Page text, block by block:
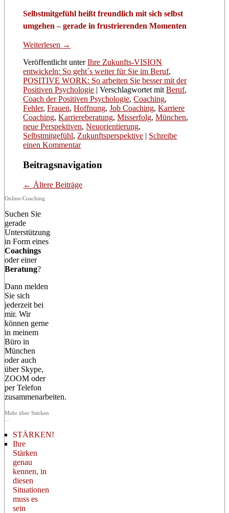
Selbstmitgefühl heißt freundlich mit sich selbst
umgehen – gerade in frustrierenden Momenten
Weiterlesen →
Veröffentlicht unter Ihre Zukunfts-VISION
entwickeln: So geht´s weiter für Sie im Beruf,
POSITIVE WORK: So arbeiten Sie besser mit der
Positiven Psychologie |Verschlagwortet mit Beruf,
Coach der Positiven Psychologie,Coaching,
Fehler,Frauen,Hoffnung,Job Coaching,Karriere
Coaching,Karriereberatung,Misserfolg,München,
neue Perspektiven,Neuorientierung,
Selbstmitgefühl, Zukunftsperspektive | Schreibe
einen Kommentar
Beitragsnavigation
← Ältere Beiträge
Online-Coaching
Suchen Sie
gerade
Unterstützung
in Form eines
Coachings
oder einer
Beratung?
Dann melden
Sie sich
jederzeit bei
mir. Wir
können gerne
in meinem
Büro in
München
oder auch
über Skype,
ZOOM oder
per Telefon
zusammenarbeiten.
Mehr über Stärken
STÄRKEN!
Ihre
Stärken
genau
kennen, in
diesen
Situationen
muss es
sein